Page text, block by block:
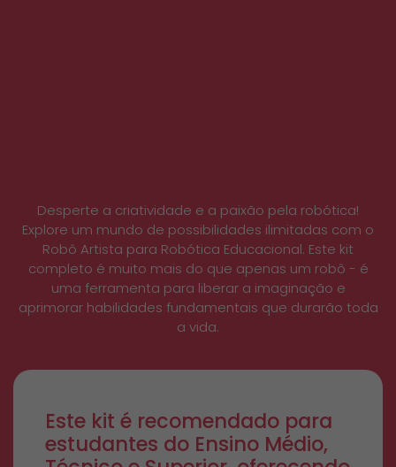
Desperte a criatividade e a paixão pela robótica!
Explore um mundo de possibilidades ilimitadas com o
Robô Artista para Robótica Educacional. Este kit
completo é muito mais do que apenas um robô - é
uma ferramenta para liberar a imaginação e
aprimorar habilidades fundamentais que durarão toda
a vida.
Este kit é recomendado para
estudantes do Ensino Médio,